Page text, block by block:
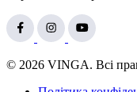
© 2026 VINGA. Всі